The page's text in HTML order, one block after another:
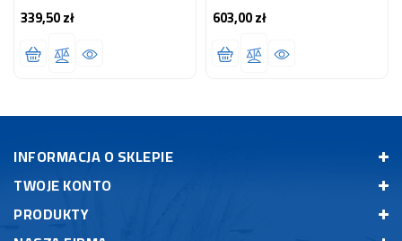
339,50 złCena 603,00 złCena
INFORMACJA O SKLEPIE
TWOJE KONTO
PRODUKTY